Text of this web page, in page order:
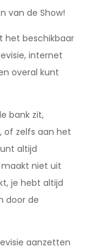
van de Show!
het beschikbaar
internet
overal kunt
bank zit,
of zelfs aan het
altijd
maakt niet uit
je hebt altijd
door de
aanzetten